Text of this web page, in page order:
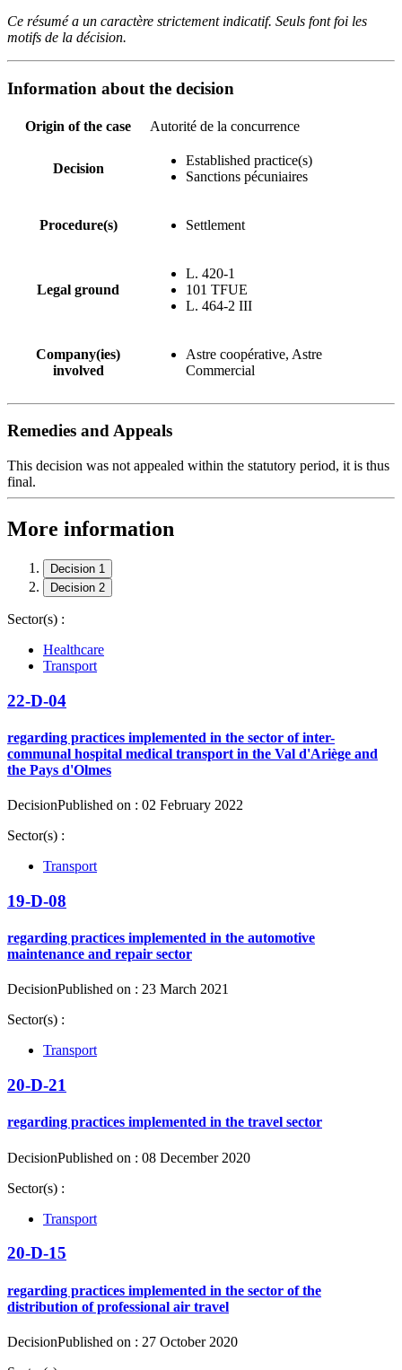
Ce résumé a un caractère strictement indicatif. Seuls font foi les
motifs de la décision.
Information about the decision
Origin of the case Autorité de la concurrence
Decision
Established practice(s)
Sanctions pécuniaires
Procedure(s) Settlement
Legal ground
L. 420-1
101 TFUE
L. 464-2 III
Company(ies)
involved
Astre coopérative, Astre
Commercial
Remedies and Appeals
This decision was not appealed within the statutory period, it is thus
final.
More information
Decision 1
Decision 2
Sector(s) :
Healthcare
Transport
22-D-04
regarding practices implemented in the sector of inter-
communal hospital medical transport in the Val d'Ariège and
the Pays d'Olmes
DecisionPublished on : 02 February 2022
Sector(s) :
Transport
19-D-08
regarding practices implemented in the automotive
maintenance and repair sector
DecisionPublished on : 23 March 2021
Sector(s) :
Transport
20-D-21
regarding practices implemented in the travel sector
DecisionPublished on : 08 December 2020
Sector(s) :
Transport
20-D-15
regarding practices implemented in the sector of the
distribution of professional air travel
DecisionPublished on : 27 October 2020